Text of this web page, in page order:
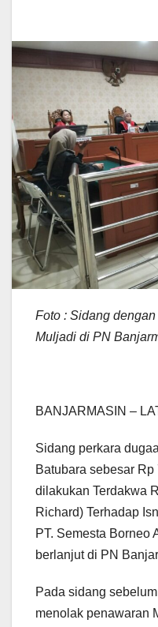
Foto : Sidang
Muljadi di PN
BANJARMASIN –
Sidang perkara
Batubara sebesar
dilakukan Terdakwa
Richard) Terhadap
PT. Semesta Borneo
berlanjut di PN
Pada sidang
menolak penawaran